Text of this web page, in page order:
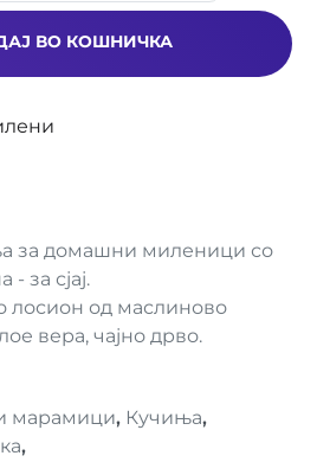
ВО КОШНИЧКА
за домашни миленици со
за сјај.
лосион од маслиново
вера, чајно дрво.
марамици, Кучиња,
,